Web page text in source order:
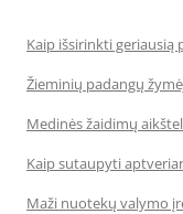
Kaip išsirinkti geriausią
Žieminių padangų
Medinės žaidimų
Kaip sutaupyti
Maži nuotekų valymo